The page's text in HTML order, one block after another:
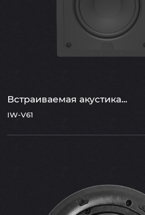
Встраиваемая акустика...
IW-V61